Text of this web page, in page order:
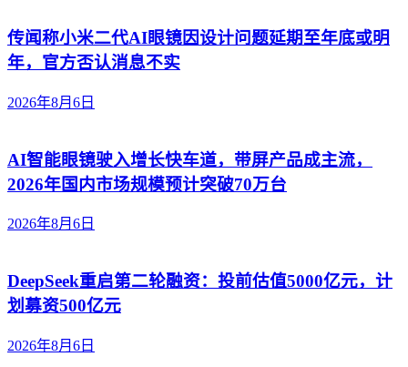
传闻称小米二代AI眼镜因设计问题延期至年底或明
年，官方否认消息不实
2026年8月6日
AI智能眼镜驶入增长快车道，带屏产品成主流，
2026年国内市场规模预计突破70万台
2026年8月6日
DeepSeek重启第二轮融资：投前估值5000亿元，计
划募资500亿元
2026年8月6日